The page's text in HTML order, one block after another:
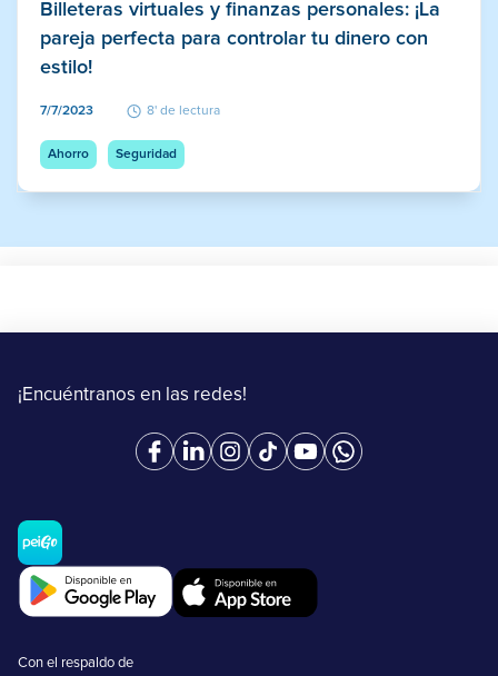
Billeteras virtuales y finanzas personales: ¡La
pareja perfecta para controlar tu dinero con
estilo!
7/7/2023 8' de lectura
Ahorro Seguridad
¡Encuéntranos en las redes!
Con el respaldo de